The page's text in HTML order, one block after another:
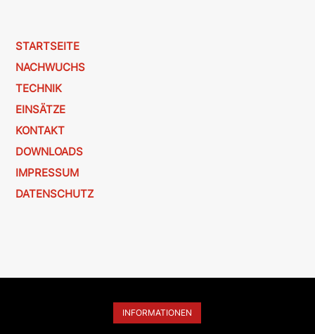
STARTSEITE
NACHWUCHS
TECHNIK
EINSÄTZE
KONTAKT
DOWNLOADS
IMPRESSUM
DATENSCHUTZ
INFORMATIONEN